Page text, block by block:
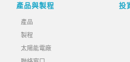
產品與製程
產品
製程
太陽能電廠
投